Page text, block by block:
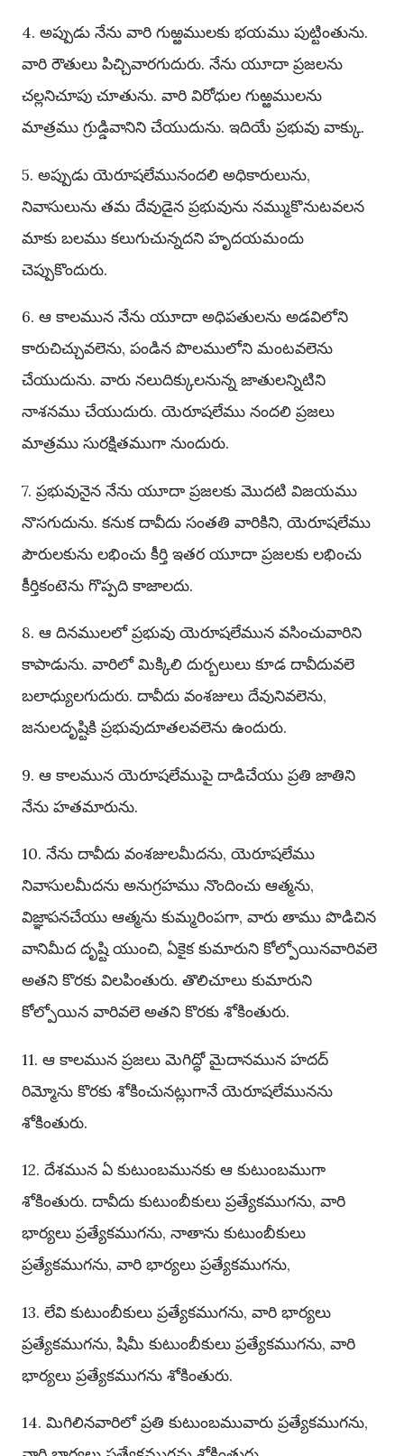
4. అప్పుడు నేను వారి గుఱ్ఱములకు భయము పుట్టింతును.
వారి రౌతులు పిచ్చివారగుదురు. నేను యూదా ప్రజలను
చల్లనిచూపు చూతును. వారి విరోధుల గుఱ్ఱములను
మాత్రము గ్రుడ్డివానిని చేయుదును. ఇదియే ప్రభువు వాక్కు.
5. అప్పుడు యెరూషలేమునందలి అధికారులును,
నివాసులును తమ దేవుడైన ప్రభువును నమ్ముకొనుటవలన
మాకు బలము కలుగుచున్నదని హృదయమందు
చెప్పుకొందురు.
6. ఆ కాలమున నేను యూదా అధిపతులను అడవిలోని
కారుచిచ్చువలెను, పండిన పొలములోని మంటవలెను
చేయుదును. వారు నలుదిక్కులనున్న జాతులన్నిటిని
నాశనము చేయుదురు. యెరూషలేము నందలి ప్రజలు
మాత్రము సురక్షితముగా నుందురు.
7. ప్రభువునైన నేను యూదా ప్రజలకు మొదటి విజయము
నొసగుదును. కనుక దావీదు సంతతి వారికిని, యెరూషలేము
పౌరులకును లభించు కీర్తి ఇతర యూదా ప్రజలకు లభించు
కీర్తికంటెను గొప్పది కాజాలదు.
8. ఆ దినములలో ప్రభువు యెరూషలేమున వసించువారిని
కాపాడును. వారిలో మిక్కిలి దుర్బలులు కూడ దావీదువలె
బలాధ్యులగుదురు. దావీదు వంశజులు దేవునివలెను,
జనులదృష్టికి ప్రభువుదూతలవలెను ఉందురు.
9. ఆ కాలమున యెరూషలేముపై దాడిచేయు ప్రతి జాతిని
నేను హతమారును.
10. నేను దావీదు వంశజులమీదను, యెరూషలేము
నివాసులమీదను అనుగ్రహము నొందించు ఆత్మను,
విజ్ఞాపనచేయు ఆత్మను కుమ్మరింపగా, వారు తాము పొడిచిన
వానిమీద దృష్టి యుంచి, ఏకైక కుమారుని కోల్పోయినవారివలె
అతని కొరకు విలపింతురు. తొలిచూలు కుమారుని
కోల్పోయిన వారివలె అతని కొరకు శోకింతురు.
11. ఆ కాలమున ప్రజలు మెగిద్ధో మైదానమున హదద్
రిమ్మోను కొరకు శోకించునట్లుగానే యెరూషలేమునను
శోకింతురు.
12. దేశమున ఏ కుటుంబమునకు ఆ కుటుంబముగా
శోకింతురు. దావీదు కుటుంబీకులు ప్రత్యేకముగను, వారి
భార్యలు ప్రత్యేకముగను, నాతాను కుటుంబీకులు
ప్రత్యేకముగను, వారి భార్యలు ప్రత్యేకముగను,
13. లేవి కుటుంబీకులు ప్రత్యేకముగను, వారి భార్యలు
ప్రత్యేకముగను, షిమీ కుటుంబీకులు ప్రత్యేకముగను, వారి
భార్యలు ప్రత్యేకముగను శోకింతురు.
14. మిగిలినవారిలో ప్రతి కుటుంబమువారు ప్రత్యేకముగను,